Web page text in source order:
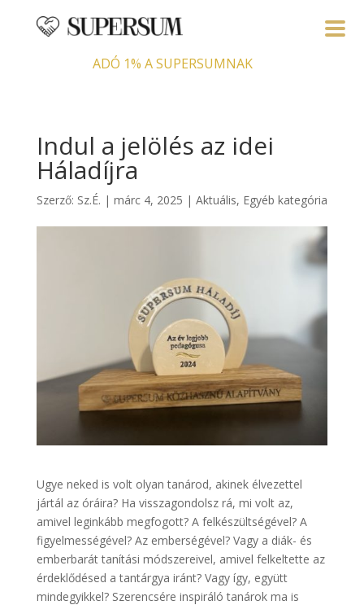
ADÓ 1% A SUPERSUMNAK
Indul a jelölés az idei
Háladíjra
Szerző: Sz.É. | márc 4, 2025 | Aktuális, Egyéb kategória
Ugye neked is volt olyan tanárod, akinek élvezettel
jártál az óráira? Ha visszagondolsz rá, mi volt az,
amivel leginkább megfogott? A felkészültségével? A
figyelmességével? Az emberségével? Vagy a diák- és
emberbarát tanítási módszereivel, amivel felkeltette az
érdeklődésed a tantárgya iránt? Vagy így, együtt
mindegyikkel? Szerencsére inspiráló tanárok ma is